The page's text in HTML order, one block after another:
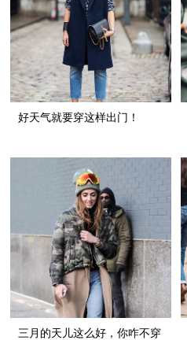
好天气就要穿这样出门！
三月的天儿这么好，你咋不穿